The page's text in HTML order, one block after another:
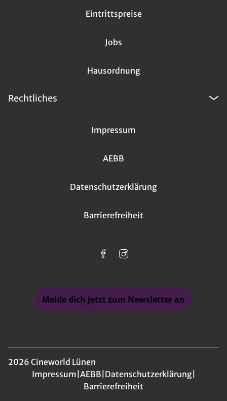
Eintrittspreise
Jobs
Hausordnung
Rechtliches
Impressum
AEBB
Datenschutzerklärung
Barrierefreiheit
Melde dich jetzt zum Newsletter an
2026 Cineworld Lünen
Impressum AEBB Datenschutzerklärung|
Barrierefreiheit